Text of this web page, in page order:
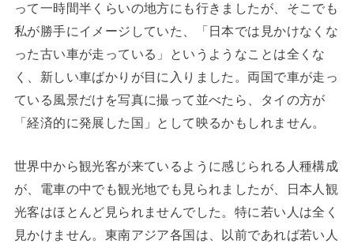
って一時間半くらいの地方にも行きましたが、そこでも
私が勝手にイメージしていた、「日本では見かけなくな
った古い車が走っている」というようなことは全くな
く、新しい車ばかりが目に入りました。両国で車が走っ
ている風景だけを写真に撮って並べたら、タイの方が
「経済的に発展した国」として映るかもしれません。
世界中から観光客が来ているように感じられる人種構成
が、電車の中でも観光地でも見られましたが、日本人観
光客はほとんど見られませんでした。特に若い人は全く
見かけません。東南アジア各国は、以前であれば若い人